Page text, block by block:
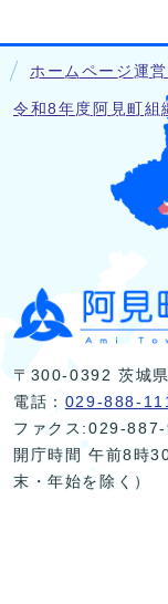
ホームページ運
令和8年度阿見町組
〒300-0392 茨城
電話： 029-888-
ファクス:029-
開庁時間 午前8時
末・年始を除く）